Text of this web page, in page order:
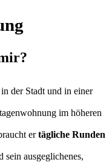
der Stadt und in einer
im höheren
ertägliche Runden
ausgeglichenes,